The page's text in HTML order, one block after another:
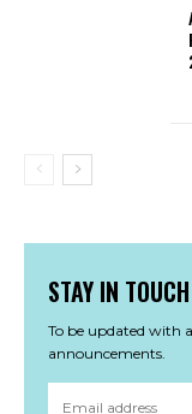
STAY IN TOUCH
To be updated with
announcements.